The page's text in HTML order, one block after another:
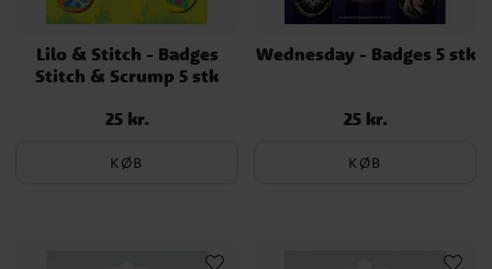
Lilo & Stitch - Badges
Stitch & Scrump 5 stk
Pris: 25 kr.
25 kr.
KØB
Wednesday - Badges 5 stk
Pris: 25 kr.
25 kr.
KØB